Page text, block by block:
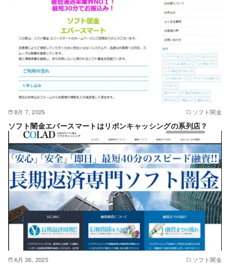
8月 7, 2025 ソフト闇金
ソフト闇金エバースマートはリボンキャッシングの系列店？
6月 26, 2025 ソフト闇金